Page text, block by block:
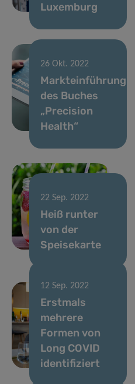
Luxemburg
26 Okt. 2022
Markteinführung
des Buches
„Precision
Health“
22 Sep. 2022
Heiß runter
von der
Speisekarte
12 Sep. 2022
Erstmals
mehrere
Formen von
Long COVID
identifiziert